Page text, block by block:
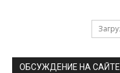
ОБСУЖДЕНИЕ НА САЙТЕ